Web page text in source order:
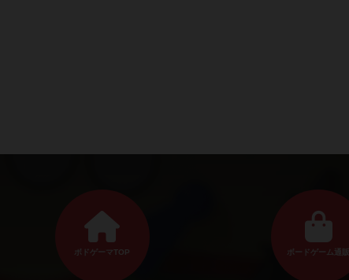
ボドゲーマTOP ボードゲーム通販